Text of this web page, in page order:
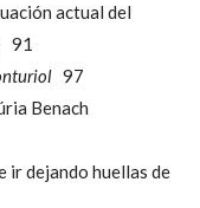
actual del
91
97
Benach
ir dejando huellas de